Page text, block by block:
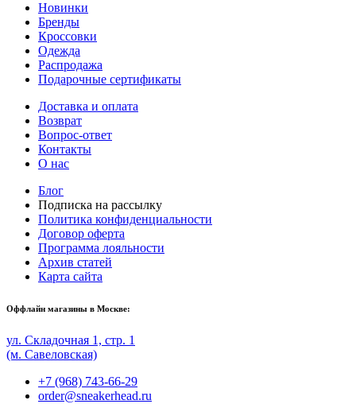
Новинки
Бренды
Кроссовки
Одежда
Распродажа
Подарочные сертификаты
Доставка и оплата
Возврат
Вопрос-ответ
Контакты
О нас
Блог
Подписка на рассылку
Политика конфиденциальности
Договор оферта
Программа лояльности
Архив статей
Карта сайта
Оффлайн магазины в Москве:
ул. Складочная 1, стр. 1
(м. Савеловская)
+7 (968) 743-66-29
order@sneakerhead.ru